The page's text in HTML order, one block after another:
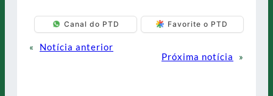
Canal do PTD Favorite o PTD
«
Notícia anterior
Próxima notícia
»